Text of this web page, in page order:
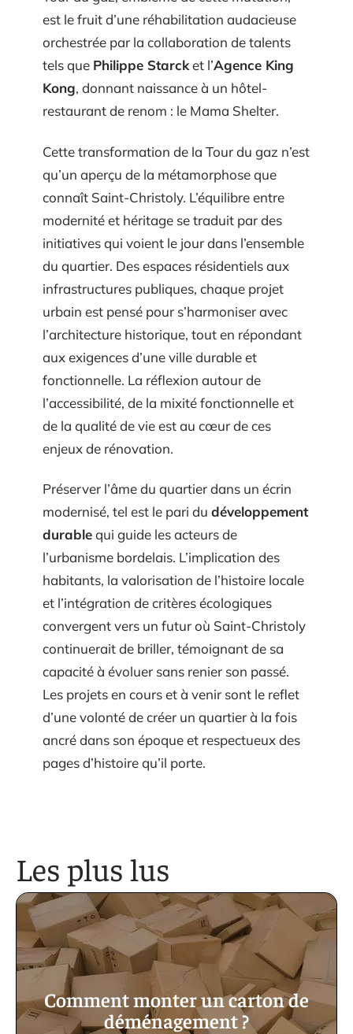
est le fruit d’une réhabilitation audacieuse
orchestrée par la collaboration de talents
tels que Philippe Starcket l’Agence King
Kong, donnant naissance à un hôtel-
restaurant de renom : le Mama Shelter.
Cette transformation de la Tour du gaz n’est
qu’un aperçu de la métamorphose que
connaît Saint-Christoly. L’équilibre entre
modernité et héritage se traduit par des
initiatives qui voient le jour dans l’ensemble
du quartier. Des espaces résidentiels aux
infrastructures publiques, chaque projet
urbain est pensé pour s’harmoniser avec
l’architecture historique, tout en répondant
aux exigences d’une ville durable et
fonctionnelle. La réflexion autour de
l’accessibilité, de la mixité fonctionnelle et
de la qualité de vie est au cœur de ces
enjeux de rénovation.
Préserver l’âme du quartier dans un écrin
modernisé, tel est le pari du développement
durablequi guide les acteurs de
l’urbanisme bordelais. L’implication des
habitants, la valorisation de l’histoire locale
et l’intégration de critères écologiques
convergent vers un futur où Saint-Christoly
continuerait de briller, témoignant de sa
capacité à évoluer sans renier son passé.
Les projets en cours et à venir sont le reflet
d’une volonté de créer un quartier à la fois
ancré dans son époque et respectueux des
pages d’histoire qu’il porte.
Les plus lus
Comment monter un carton de
déménagement ?